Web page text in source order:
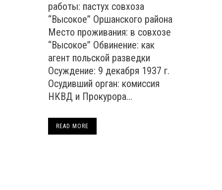
работы: пастух совхоза
“Высокое” Оршанского района
Место проживания: в совхозе
“Высокое” Обвинение: как
агент польской разведки
Осуждение: 9 декабря 1937 г.
Осудивший орган: комиссия
НКВД и Прокурора...
READ MORE